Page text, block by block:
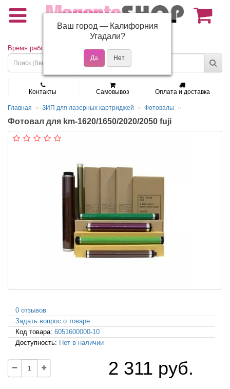
(495) 150-01-37
Время работы: Пн - Пт 9:30 - 19:00
Контакты Самовывоз Оплата и доставка
Главная ЗИП для лазерных картриджей Фотовалы
Фотовал для km-1620/1650/2020/2050 fuji
0 отзывов
Задать вопрос о товаре
Код товара: 6051600000-10
Доступность: Нет в наличии
2 311 руб.
Ваш город — Калифорния
Угадали?